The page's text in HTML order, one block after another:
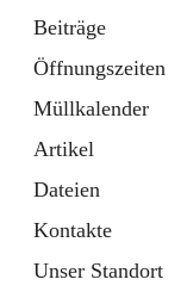
Beiträge
Öffnungszeiten
Müllkalender
Artikel
Dateien
Kontakte
Unser Standort
Bürgerservice
10 Schnellzugriffe